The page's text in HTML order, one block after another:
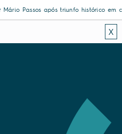
após triunfo histórico em
X